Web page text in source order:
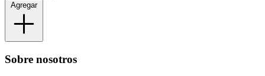
Agregar
Sobre nosotros